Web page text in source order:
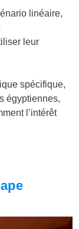
linéaire,
leur
spécifique,
égyptiennes,
l’intérêt